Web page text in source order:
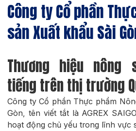
Công ty Cổ phần
sản Xuất khẩu Sài
Thương hiệu nông
tiếng trên thị trường
Công ty Cổ phần Thực phẩm
Gòn, tên viết tắt là AGREX
hoạt động chủ yếu trong lĩnh vực